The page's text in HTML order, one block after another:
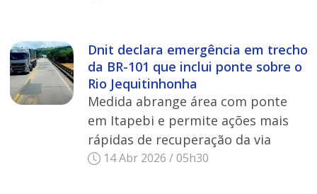
Dnit declara emergência em trecho
da BR-101 que inclui ponte sobre o
Rio Jequitinhonha
Medida abrange área com ponte
em Itapebi e permite ações mais
rápidas de recuperação da via
14 Abr 2026 / 05h30